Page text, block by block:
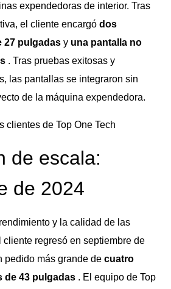
expendedoras de interior. Tras
el cliente encargó dos
27 pulgadas y una pantalla no
. Tras pruebas exitosas y
las pantallas se integraron sin
de la máquina expendedora.
de escala:
de 2024
y la calidad de las
regresó en septiembre de
pedido más grande de cuatro
de 43 pulgadas . El equipo de Top